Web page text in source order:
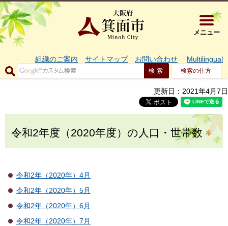
大阪府箕
メニュー
組織のご案内 サイトマップ お問い合わせ Multilingual
検索の仕方
更新日：2021年4月7日
令和2年度（2020年度）の人口・世帯数
令和2年（2020年）4月
令和2年（2020年）5月
令和2年（2020年）6月
令和2年（2020年）7月